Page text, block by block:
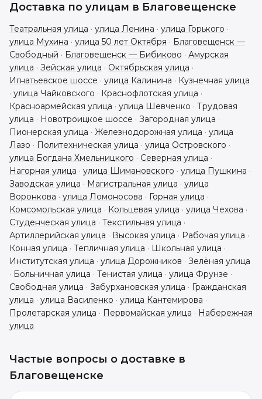
Доставка по улицам в Благовещенске
Театральная улица · улица Ленина · улица Горького ·
улица Мухина · улица 50 лет Октября · Благовещенск —
Свободный · Благовещенск — Бибиково · Амурская
улица · Зейская улица · Октябрьская улица ·
Игнатьевское шоссе · улица Калинина · Кузнечная улица
· улица Чайковского · Краснофлотская улица ·
Красноармейская улица · улица Шевченко · Трудовая
улица · Новотроицкое шоссе · Загородная улица ·
Пионерская улица · Железнодорожная улица · улица
Лазо · Политехническая улица · улица Островского ·
улица Богдана Хмельницкого · Северная улица ·
Нагорная улица · улица Шимановского · улица Пушкина ·
Заводская улица · Магистральная улица · улица
Воронкова · улица Ломоносова · Горная улица ·
Комсомольская улица · Кольцевая улица · улица Чехова ·
Студенческая улица · Текстильная улица ·
Артиллерийская улица · Высокая улица · Рабочая улица ·
Конная улица · Тепличная улица · Школьная улица ·
Институтская улица · улица Дорожников · Зелёная улица
· Больничная улица · Тенистая улица · улица Фрунзе ·
Свободная улица · Забурхановская улица · Гражданская
улица · улица Василенко · улица Кантемирова ·
Пролетарская улица · Первомайская улица · Набережная
улица
Частые вопросы о доставке в
Благовещенске